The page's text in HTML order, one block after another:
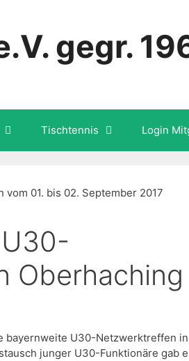
gegr.
Tischtennis Login
Oberhaching
bayernweite U30-Netzwerktreffen
junger U30-Funktionäre gab